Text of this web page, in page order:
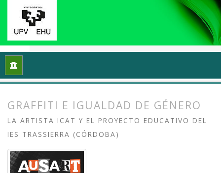
Inicio
GRAFFITI E IGUALDAD DE GÉNERO
LA ARTISTA ICAT Y EL PROYECTO EDUCATIVO DEL
IES TRASSIERRA (CÓRDOBA)